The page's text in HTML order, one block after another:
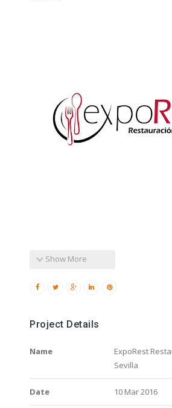
Show More
Project Details
Name
ExpoRest
Sevilla
Date 10 Mar 2016